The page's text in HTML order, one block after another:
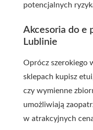
potencjalnych
Akcesoria do e
Lublinie
Oprócz szerokiego
sklepach kupisz
czy wymienne
umożliwiają
w atrakcyjnych